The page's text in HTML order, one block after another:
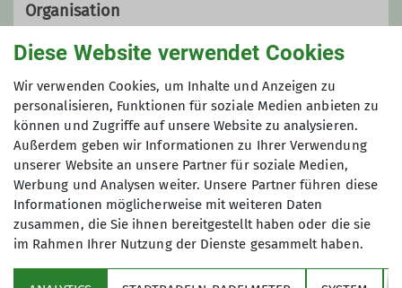
Organisation
Hermann Obermeir
08106 31330
hermann.obermeir@web.de
Qualifikationen
Diese Website verwendet Cookies
Wir verwenden Cookies, um Inhalte und Anzeigen zu
personalisieren, Funktionen für soziale Medien anbieten zu
können und Zugriffe auf unsere Website zu analysieren.
Außerdem geben wir Informationen zu Ihrer Verwendung
unserer Website an unsere Partner für soziale Medien,
Werbung und Analysen weiter. Unsere Partner führen diese
Informationen möglicherweise mit weiteren Daten
zusammen, die Sie ihnen bereitgestellt haben oder die sie
im Rahmen Ihrer Nutzung der Dienste gesammelt haben.